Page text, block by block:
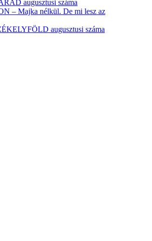
augusztusi száma
– Majka nélkül. De mi lesz az
augusztusi száma